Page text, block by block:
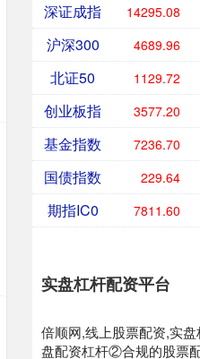
深证成指 14295.08
沪深300 4689.96
北证50 1129.72
创业板指 3577.20
基金指数 7236.70
国债指数 229.64
期指IC0 7811.60
实盘杠杆配资平台
倍顺网,线上股票配资,实
盘配资杠杆②合规的股票